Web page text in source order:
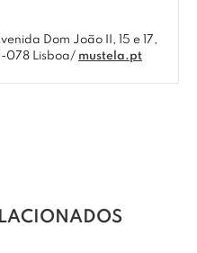
Dom João II, 15 e 17,
078 Lisboa/ mustela.pt